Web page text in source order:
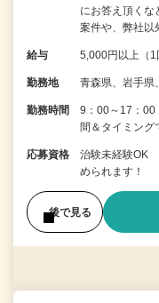
にお答え頂くな
案件や、弊社
給与 5,000円以上（
勤務地 青森県、岩手県
勤務時間
9：00～17：00
間＆タイミン
応募資格
治験未経験OK
められます！
後で見る